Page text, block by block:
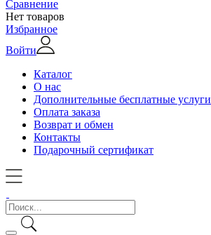
Сравнение
Нет товаров
Избранное
Войти
Каталог
О нас
Дополнительные бесплатные услуги
Оплата заказа
Возврат и обмен
Контакты
Подарочный сертификат